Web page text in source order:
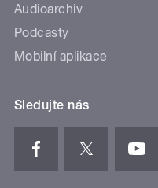
Audioarchiv
Podcasty
Mobilní aplikace
Sledujte nás